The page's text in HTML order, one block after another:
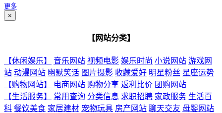
更多
×
【网站分类】
【休闲娱乐】 音乐网站 视频电影 娱乐时尚 小说网站 游戏网
站 动漫网站 幽默笑话 图片摄影 收藏爱好 明星粉丝 星座运势
【购物网站】
电商网站 购物分享 返利比价 团购网站
【生活服务】
常用查询 分类信息 求职招聘 家政服务 生活百
科 餐饮美食 家居建材 宠物玩具 房产网站 聊天交友 母婴网站